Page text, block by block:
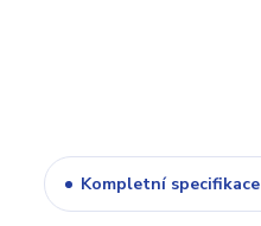
Kompletní specifikace